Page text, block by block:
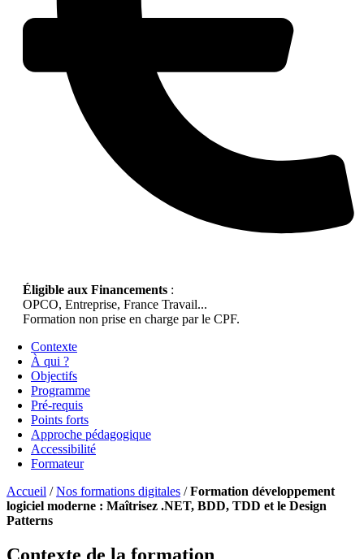
Éligible aux Financements :
OPCO, Entreprise, France Travail...
Formation non prise en charge par le CPF.
Contexte
À qui ?
Objectifs
Programme
Pré-requis
Points forts
Approche pédagogique
Accessibilité
Formateur
Accueil /Nos formations digitales /Formation développement
logiciel moderne : Maîtrisez .NET, BDD, TDD et le Design
Patterns
Contexte de la formation